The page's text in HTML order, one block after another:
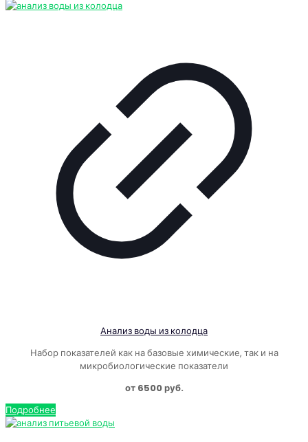
Анализ воды из колодца
Набор показателей как на базовые химические, так и на
микробиологические показатели
от 6500 руб.
Подробнее